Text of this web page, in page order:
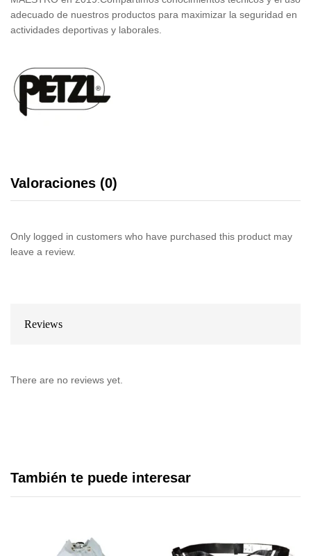
adecuado de nuestros productos para maximizar la seguridad en
actividades deportivas y laborales.
Valoraciones (0)
Only logged in customers who have purchased this product may
leave a review.
Reviews
There are no reviews yet.
También te puede interesar